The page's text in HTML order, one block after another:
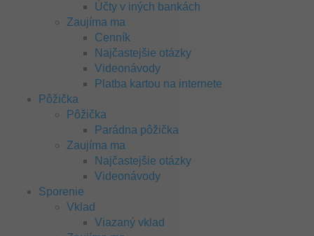
Účty v iných bankách
Zaujíma ma
Cenník
Najčastejšie otázky
Videonávody
Platba kartou na internete
Pôžička
Pôžička
Parádna pôžička
Zaujíma ma
Najčastejšie otázky
Videonávody
Sporenie
Vklad
Viazaný vklad